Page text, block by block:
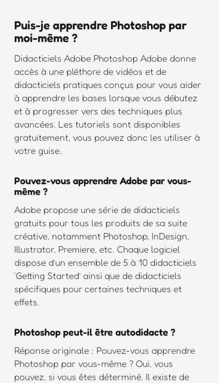
Puis-je apprendre Photoshop par
moi-même ?
Didacticiels Adobe Photoshop Adobe donne
accès à une pléthore de vidéos et de
didacticiels pratiques conçus pour vous aider
à apprendre les bases lorsque vous débutez
et à progresser vers des techniques plus
avancées. Les tutoriels sont disponibles
gratuitement, vous pouvez donc les utiliser à
votre guise.
Pouvez-vous apprendre Adobe par vous-
même ?
Adobe propose une série de didacticiels
gratuits pour tous les produits de sa suite
créative, notamment Photoshop, InDesign,
Illustrator, Premiere, etc. Chaque logiciel
dispose d’un ensemble de 5 à 10 didacticiels
‘Getting Started’ ainsi que de didacticiels
spécifiques pour certaines techniques et
effets.
Photoshop peut-il être autodidacte ?
Réponse originale : Pouvez-vous apprendre
Photoshop par vous-même ? Oui, vous
pouvez, si vous êtes déterminé. Il existe de